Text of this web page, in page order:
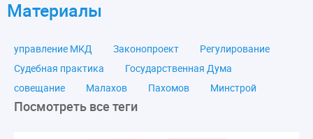
Материалы
управление МКД Законопроект
Регулирование
Судебная практика
Государственная Дума
совещание
Малахов Пахомов
Минстрой
ЛикбезЖКХ
ЖКХ
Строительная неделя
Посмотреть все теги